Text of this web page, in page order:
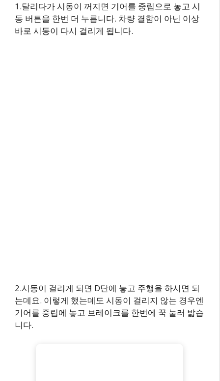
1.달리다가 시동이 꺼지면 기어를 중립으로 놓고 시
동 버튼을 한번 더 누릅니다. 차량 결함이 아닌 이상
바로 시동이 다시 걸리게 됩니다.
2.시동이 걸리게 되면 D단에 놓고 주행을 하시면 되
는데요. 이렇게 했는데도 시동이 걸리지 않는 경우엔
기어를 중립에 놓고 브레이크를 한번에 꾹 눌러 밟습
니다.